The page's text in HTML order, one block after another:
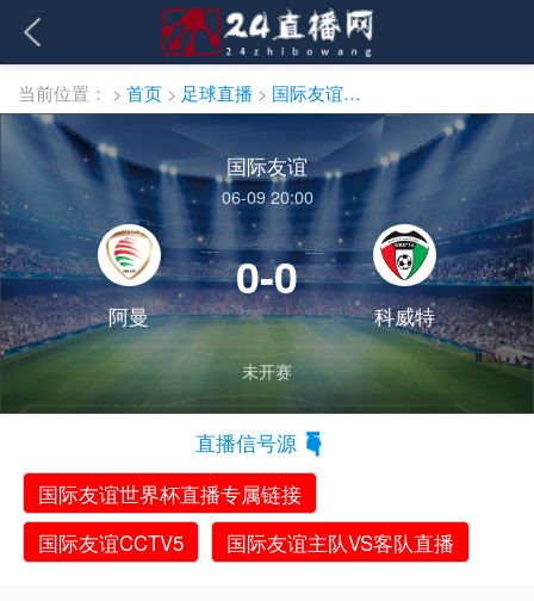
当前位置： > 首页 > 足球直播 > 国际友谊直播
国际友谊
06-09 20:00
阿曼
0-0
科威特
未开赛
直播信号源
国际友谊世界杯直播专属链接
国际友谊CCTV5
国际友谊主队VS客队直播